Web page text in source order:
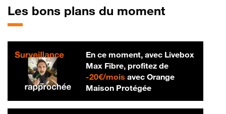
Les bons plans du moment
En ce moment, avec Livebox
Max Fibre, profitez de
-20€/mois20 € par mois
avec Orange
Maison Protégée